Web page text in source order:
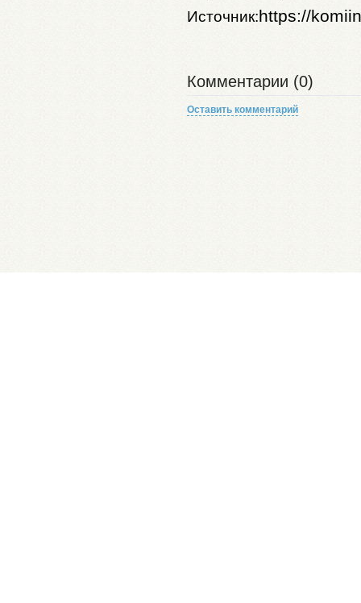
Источник:https://
Комментарии (0)
Оставить комментарий